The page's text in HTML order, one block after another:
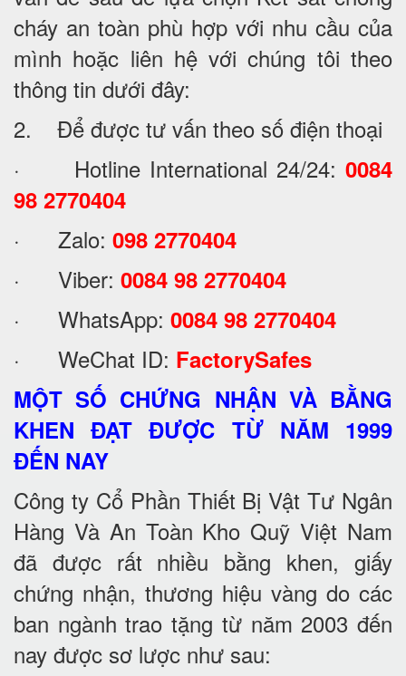
cháy an toàn phù hợp với nhu cầu của
mình hoặc liên hệ với chúng tôi theo
thông tin dưới đây:
2. Để được tư vấn theo số điện thoại
· Hotline International 24/24: 0084
98 2770404
· Zalo: 098 2770404
· Viber: 0084 98 2770404
· WhatsApp: 0084 98 2770404
· WeChat ID: FactorySafes
MỘT SỐ CHỨNG NHẬN VÀ BẰNG
KHEN ĐẠT ĐƯỢC TỪ NĂM 1999
ĐẾN NAY
Công ty Cổ Phần Thiết Bị Vật Tư Ngân
Hàng Và An Toàn Kho Quỹ Việt Nam
đã được rất nhiều bằng khen, giấy
chứng nhận, thương hiệu vàng do các
ban ngành trao tặng từ năm 2003 đến
nay được sơ lược như sau: